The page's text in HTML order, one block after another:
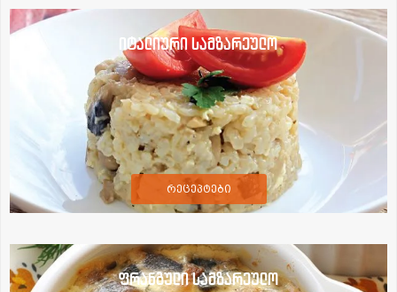
იტალიური სამზარეულო
რეცეპტები
ფრანგული სამზარეულო